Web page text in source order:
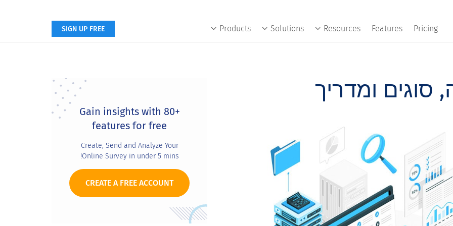
Products Solutions Resources Features Pricing
SIGN UP FREE
סוגים ומדריך
Sidebar
Gain insights with 80+
features for free
Create, Send and Analyze Your
Online Survey in under 5 mins!
CREATE A FREE ACCOUNT